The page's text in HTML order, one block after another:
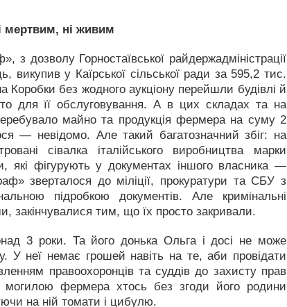
мертвим, ні живим
дозволу Горностаївської райдержадміністрації
викупив у Каїрської сільської ради за 595,2 тис.
Коробки без жодного аукціону пере­йшли будівлі й
для її обслуговування. А в цих складах та на
майно та продукція фермера на суму 2
— невідомо. Але такий багатозначний збіг: на
сівалка італійського виробництва марки
які фігурують у документах іншого власника —
зверталося до міліції, прокуратури та СБУ з
підробкою документів. Але кримінальні
закінчувалися тим, що їх просто закривали.
3 роки. Та його донька Ольга і досі не може
У неї немає грошей навіть на те, аби провідати
правоохоронців та суддів до захисту прав
фермера хтось без згоди його родини
на ній томати і цибулю.